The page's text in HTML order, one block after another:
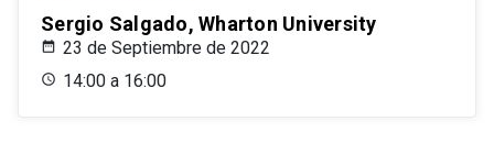
Sergio Salgado, Wharton University
23 de Septiembre de 2022
14:00 a 16:00